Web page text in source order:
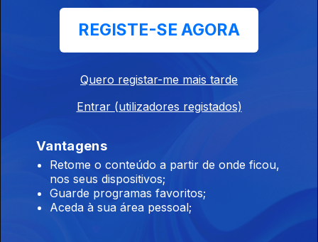
26 mar. 2022
REGISTE-SE AGORA
Quero registar-me mais tarde
Entrar (utilizadores registados)
Vantagens
Retome o conteúdo a partir de onde ficou,
nos seus dispositivos;
Guarde programas favoritos;
Aceda à sua área pessoal;